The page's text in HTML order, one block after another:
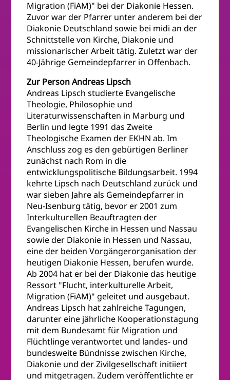
Migration (FiAM)" bei der Diakonie Hessen.
Zuvor war der Pfarrer unter anderem bei der
Diakonie Deutschland sowie bei midi an der
Schnittstelle von Kirche, Diakonie und
missionarischer Arbeit tätig. Zuletzt war der
40-Jährige Gemeindepfarrer in Offenbach.
Zur Person Andreas Lipsch
Andreas Lipsch studierte Evangelische
Theologie, Philosophie und
Literaturwissenschaften in Marburg und
Berlin und legte 1991 das Zweite
Theologische Examen der EKHN ab. Im
Anschluss zog es den gebürtigen Berliner
zunächst nach Rom in die
entwicklungspolitische Bildungsarbeit. 1994
kehrte Lipsch nach Deutschland zurück und
war sieben Jahre als Gemeindepfarrer in
Neu-Isenburg tätig, bevor er 2001 zum
Interkulturellen Beauftragten der
Evangelischen Kirche in Hessen und Nassau
sowie der Diakonie in Hessen und Nassau,
eine der beiden Vorgängerorganisation der
heutigen Diakonie Hessen, berufen wurde.
Ab 2004 hat er bei der Diakonie das heutige
Ressort "Flucht, interkulturelle Arbeit,
Migration (FiAM)" geleitet und ausgebaut.
Andreas Lipsch hat zahlreiche Tagungen,
darunter eine jährliche Kooperationstagung
mit dem Bundesamt für Migration und
Flüchtlinge verantwortet und landes- und
bundesweite Bündnisse zwischen Kirche,
Diakonie und der Zivilgesellschaft initiiert
und mitgetragen. Zudem veröffentlichte er